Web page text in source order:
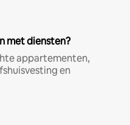
met diensten?
appartementen,
en